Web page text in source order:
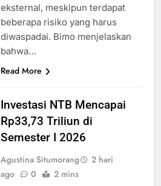
eksternal, meskipun terdapat
beberapa risiko yang harus
diwaspadai. Bimo menjelaskan
bahwa…
Read More
Investasi NTB Mencapai
Rp33,73 Triliun di
Semester I 2026
Agustina Situmorang
2 hari
ago
0 2 mins